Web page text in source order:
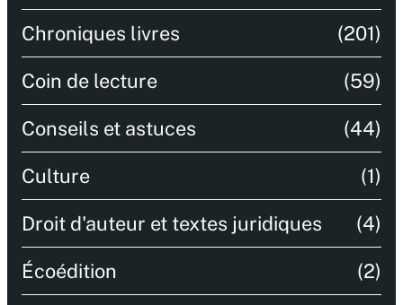
Chroniques livres (201)
Coin de lecture (59)
Conseils et astuces (44)
Culture (1)
Droit d'auteur et textes juridiques (4)
Écoédition (2)